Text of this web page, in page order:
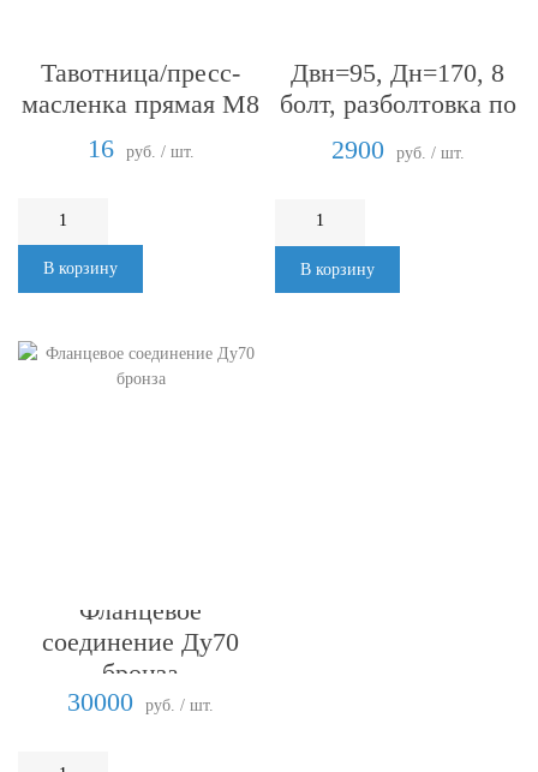
Тавотница/пресс-
масленка прямая М8
16
руб. / шт.
В корзину
Двн=95, Дн=170, 8
болт, разболтовка по
центрам 55
2900 руб. / шт.
В корзину
Фланцевое
соединение Ду70
бронза
30000
руб. / шт.